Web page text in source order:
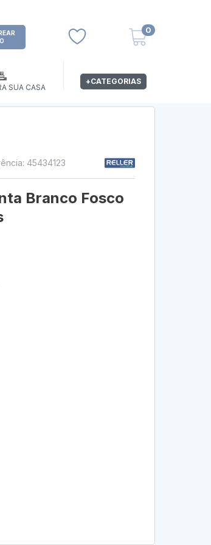
0
SUA CASA
+CATEGORIAS
45434123
Branco Fosco